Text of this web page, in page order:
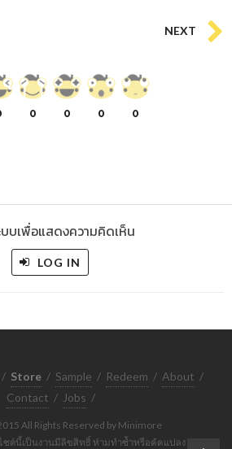
NEXT
0 0 0 0
บบเพื่อแสดงความคิดเห็น
LOG IN
/ Store / Sample / Redeem / About /
Contact / Jobs /
All Rights Reserved by Minimore
ซต์นี้เป็นงานมีลิขสิทธิ์ ห้ามทำซ้ำหรือดัดแปลง